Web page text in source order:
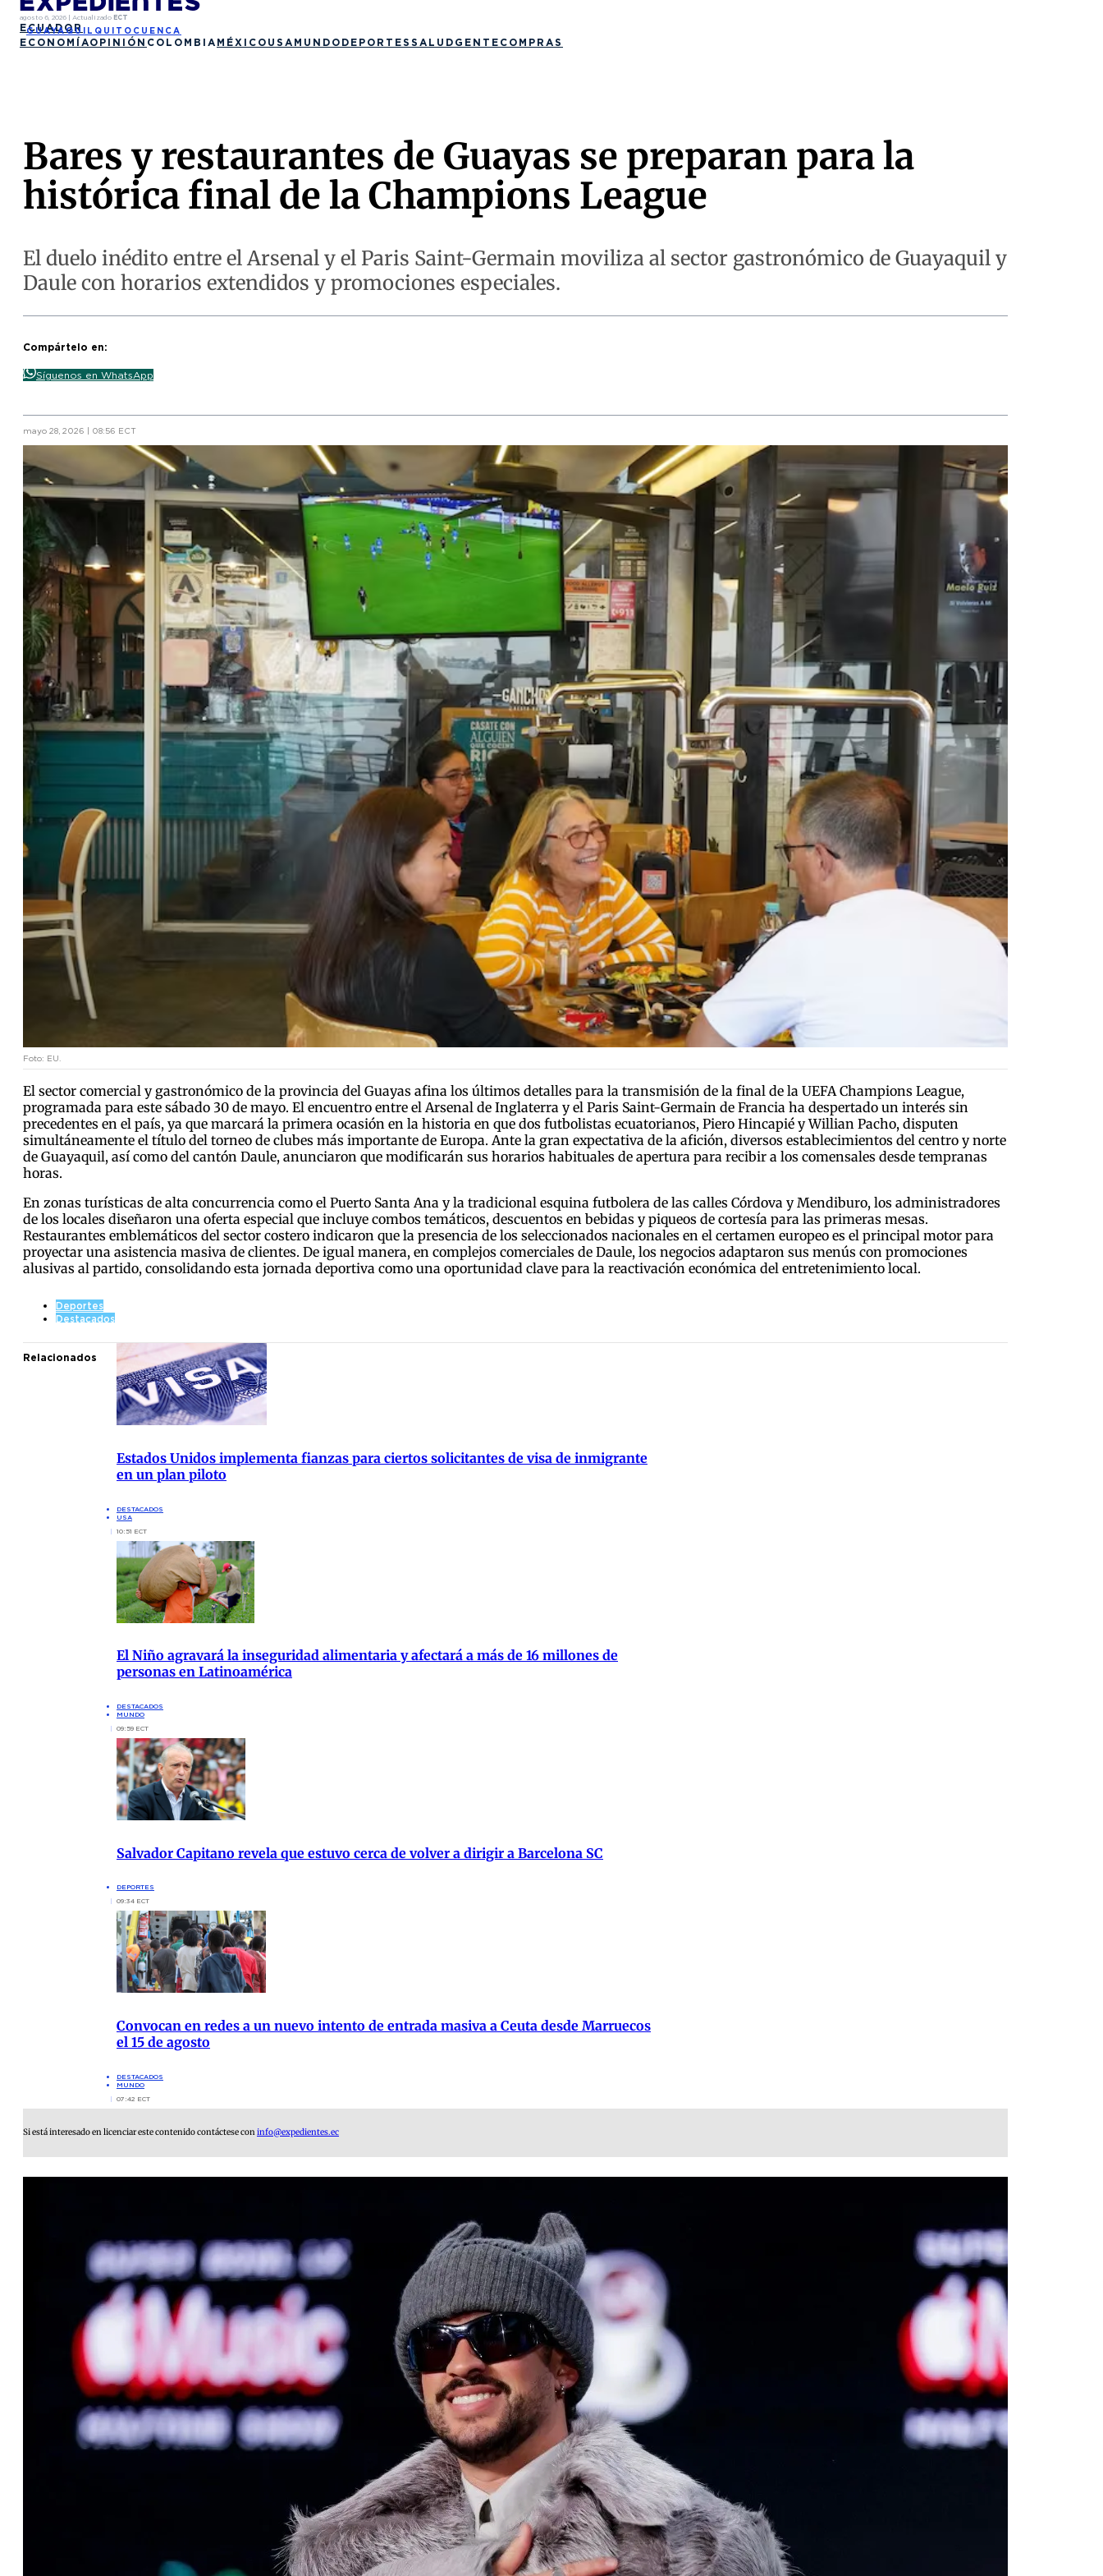
agosto 6, 2026 | Actualizado ECT
ECUADOR
GUAYAQUIL QUITO CUENCA
ECONOMÍAOPINIÓN COLOMBIA MÉXICO USA MUNDO DEPORTES SALUD GENTE COMPRAS
Bares y restaurantes de Guayas se preparan para la
histórica final de la Champions League
El duelo inédito entre el Arsenal y el Paris Saint-Germain moviliza al sector gastronómico de Guayaquil y
Daule con horarios extendidos y promociones especiales.
Compártelo en:
Síguenos en WhatsApp
mayo 28, 2026 | 08:56 ECT
Foto: EU.
El sector comercial y gastronómico de la provincia del Guayas afina los últimos detalles para la transmisión de la final de la UEFA Champions League,
programada para este sábado 30 de mayo. El encuentro entre el Arsenal de Inglaterra y el Paris Saint-Germain de Francia ha despertado un interés sin
precedentes en el país, ya que marcará la primera ocasión en la historia en que dos futbolistas ecuatorianos, Piero Hincapié y Willian Pacho, disputen
simultáneamente el título del torneo de clubes más importante de Europa. Ante la gran expectativa de la afición, diversos establecimientos del centro y norte
de Guayaquil, así como del cantón Daule, anunciaron que modificarán sus horarios habituales de apertura para recibir a los comensales desde tempranas
horas.
En zonas turísticas de alta concurrencia como el Puerto Santa Ana y la tradicional esquina futbolera de las calles Córdova y Mendiburo, los administradores
de los locales diseñaron una oferta especial que incluye combos temáticos, descuentos en bebidas y piqueos de cortesía para las primeras mesas.
Restaurantes emblemáticos del sector costero indicaron que la presencia de los seleccionados nacionales en el certamen europeo es el principal motor para
proyectar una asistencia masiva de clientes. De igual manera, en complejos comerciales de Daule, los negocios adaptaron sus menús con promociones
alusivas al partido, consolidando esta jornada deportiva como una oportunidad clave para la reactivación económica del entretenimiento local.
Deportes
Destacados
Relacionados
Estados Unidos implementa fianzas para ciertos solicitantes de visa de inmigrante
en un plan piloto
DESTACADOS
USA
10:51 ECT
El Niño agravará la inseguridad alimentaria y afectará a más de 16 millones de
personas en Latinoamérica
DESTACADOS
MUNDO
09:59 ECT
Salvador Capitano revela que estuvo cerca de volver a dirigir a Barcelona SC
DEPORTES
09:34 ECT
Convocan en redes a un nuevo intento de entrada masiva a Ceuta desde Marruecos
el 15 de agosto
DESTACADOS
MUNDO
07:42 ECT
Si está interesado en licenciar este contenido contáctese coninfo@expedientes.ec